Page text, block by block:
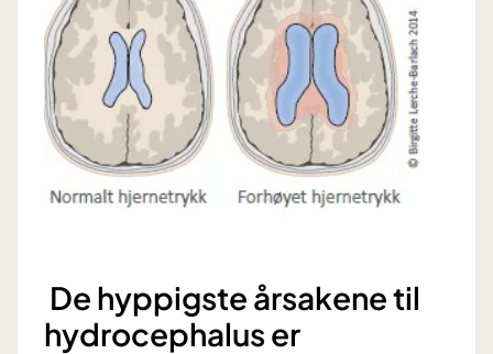
De hyppigste årsakene til
hydrocephalus er